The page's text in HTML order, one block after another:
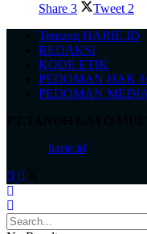
Share 3 Tweet 2
Tentang HARIE.ID
REDAKSI
KODE ETIK
PEDOMAN HAK
PEDOMAN
harie.id